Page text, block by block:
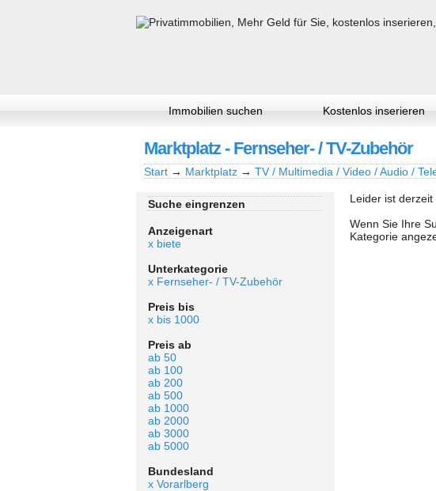
Immobilien suchen Kostenlos inserieren
Marktplatz - Fernseher- / TV-Zubehör
Start → Marktplatz → TV / Multimedia / Video / Audio /
Suche eingrenzen
Anzeigenart
x biete
Unterkategorie
x Fernseher- / TV-Zubehör
Preis bis
x bis 1000
Preis ab
ab 50
ab 100
ab 200
ab 500
ab 1000
ab 2000
ab 3000
ab 5000
Bundesland
x Vorarlberg
Leider ist derzeit
Wenn Sie Ihre
Kategorie